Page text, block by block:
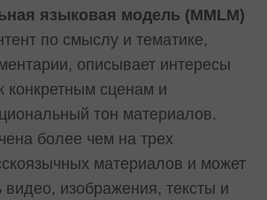
языковая модель (MMLM)
по смыслу и тематике,
описывает интересы
конкретным сценам и
тон материалов.
более чем на трех
материалов и может
видео, изображения, тексты и